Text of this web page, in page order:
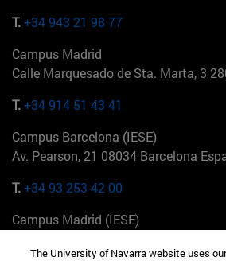
T.+34 943 21 98 77
Campus Madrid
Calle Marquesado de Sta. Marta, 3
T.+34 914 51 43 41
Campus Barcelona (IESE)
Av. Pearson, 21 08034 Barcelona
T.+34 93 253 42 00
Campus Madrid (IESE)
The University of Navarra website uses